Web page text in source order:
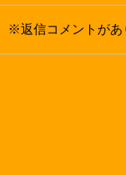
※返信コメントがあ